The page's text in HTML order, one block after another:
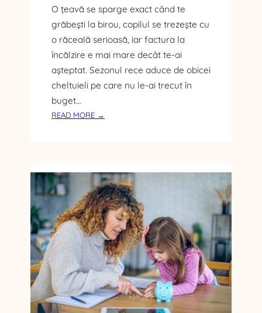
O țeavă se sparge exact când te
grăbești la birou, copilul se trezește cu
o răceală serioasă, iar factura la
încălzire e mai mare decât te-ai
așteptat. Sezonul rece aduce de obicei
cheltuieli pe care nu le-ai trecut în
buget…
READ MORE →
P
R
E
G
Ă
T
I
T
P
E
N